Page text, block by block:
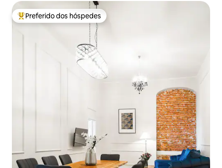
Entre os melhores preferidos dos hóspedes
Preferido dos hóspedes